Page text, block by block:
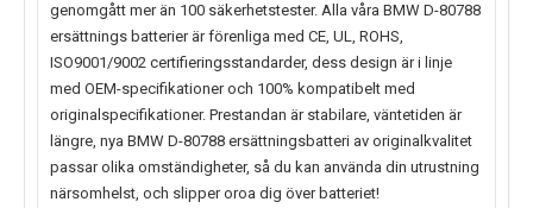
genomgått mer än 100 säkerhetstester. Alla våra BMW D-80788
ersättnings batterier är förenliga med CE, UL, ROHS,
ISO9001/9002 certifieringsstandarder, dess design är i linje
med OEM-specifikationer och 100% kompatibelt med
originalspecifikationer. Prestandan är stabilare, väntetiden är
längre, nya BMW D-80788 ersättningsbatteri av originalkvalitet
passar olika omständigheter, så du kan använda din utrustning
närsomhelst, och slipper oroa dig över batteriet!